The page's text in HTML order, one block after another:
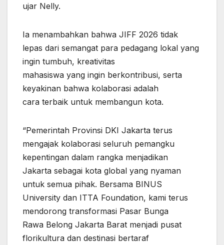
ujar Nelly.
Ia menambahkan bahwa JIFF 2026 tidak
lepas dari semangat para pedagang lokal yang
ingin tumbuh, kreativitas
mahasiswa yang ingin berkontribusi, serta
keyakinan bahwa kolaborasi adalah
cara terbaik untuk membangun kota.
“Pemerintah Provinsi DKI Jakarta terus
mengajak kolaborasi seluruh pemangku
kepentingan dalam rangka menjadikan
Jakarta sebagai kota global yang nyaman
untuk semua pihak. Bersama BINUS
University dan ITTA Foundation, kami terus
mendorong transformasi Pasar Bunga
Rawa Belong Jakarta Barat menjadi pusat
florikultura dan destinasi bertaraf